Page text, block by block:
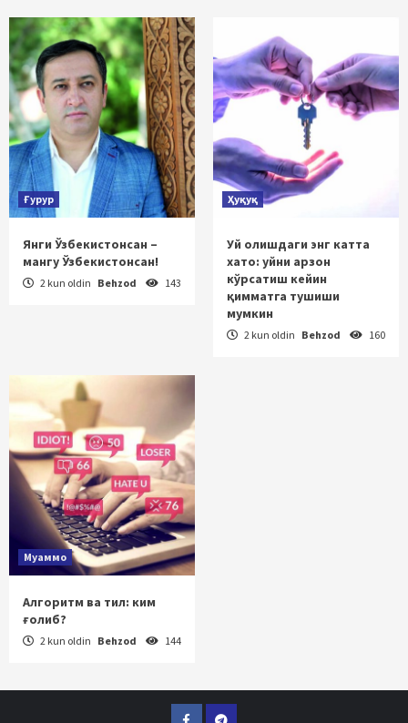
Ғурур
Янги Ўзбекистонсан –
мангу Ўзбекистонсан!
2 kun oldin Behzod 143
Ҳуқуқ
Уй олишдаги энг катта
хато: уйни арзон
кўрсатиш кейин
қимматга тушиши
мумкин
2 kun oldin Behzod 160
Муаммо
Алгоритм ва тил: ким
ғолиб?
2 kun oldin Behzod 144
FacebookTelegram